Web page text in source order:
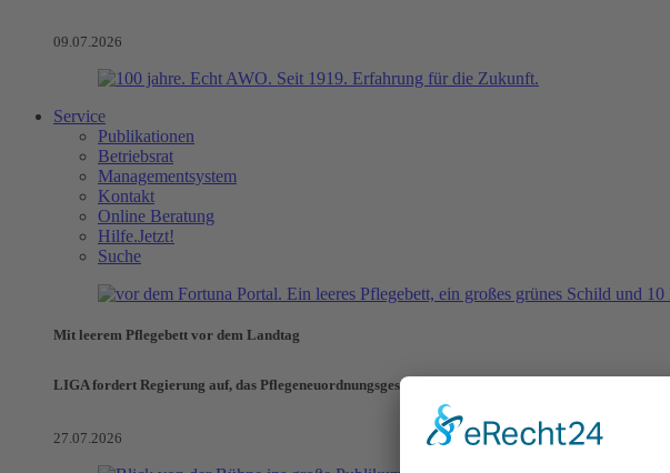
09.07.2026
Service
Publikationen
Betriebsrat
Managementsystem
Kontakt
Online Beratung
Hilfe.Jetzt!
Suche
Mit leerem Pflegebett vor dem Landtag
LIGA fordert Regierung auf, das Pflegeneuordnungsgesetz zu verhindern
27.07.2026